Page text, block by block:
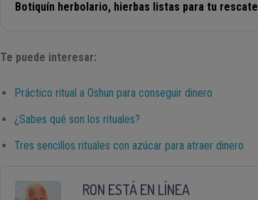
Botiquín herbolario, hierbas listas para tu rescate
Te puede interesar:
Práctico ritual a Oshun para conseguir dinero
¿Sabes qué son los rituales?
Tres sencillos rituales con azúcar para atraer dinero
RON ESTÁ EN LÍNEA